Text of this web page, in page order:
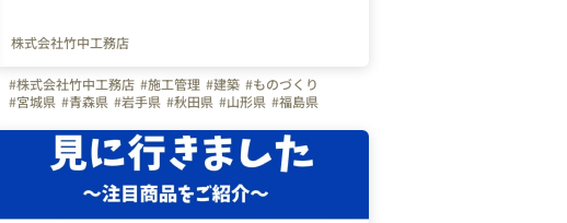
株式会社竹中工務店
#株式会社竹中工務店 #施工管理 #建築 #ものづくり
#宮城県 #青森県 #岩手県 #秋田県 #山形県 #福島県